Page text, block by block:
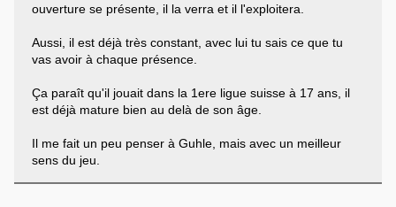
ouverture se présente, il la verra et il l'exploitera.
Aussi, il est déjà très constant, avec lui tu sais ce que tu
vas avoir à chaque présence.
Ça paraît qu'il jouait dans la 1ere ligue suisse à 17 ans, il
est déjà mature bien au delà de son âge.
Il me fait un peu penser à Guhle, mais avec un meilleur
sens du jeu.